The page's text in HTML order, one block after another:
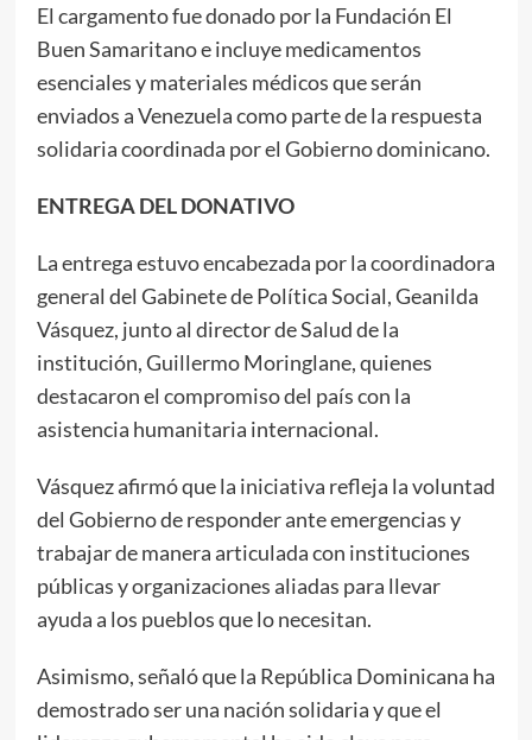
El cargamento fue donado por la Fundación El
Buen Samaritano e incluye medicamentos
esenciales y materiales médicos que serán
enviados a Venezuela como parte de la respuesta
solidaria coordinada por el Gobierno dominicano.
ENTREGA DEL DONATIVO
La entrega estuvo encabezada por la coordinadora
general del Gabinete de Política Social, Geanilda
Vásquez, junto al director de Salud de la
institución, Guillermo Moringlane, quienes
destacaron el compromiso del país con la
asistencia humanitaria internacional.
Vásquez afirmó que la iniciativa refleja la voluntad
del Gobierno de responder ante emergencias y
trabajar de manera articulada con instituciones
públicas y organizaciones aliadas para llevar
ayuda a los pueblos que lo necesitan.
Asimismo, señaló que la República Dominicana ha
demostrado ser una nación solidaria y que el